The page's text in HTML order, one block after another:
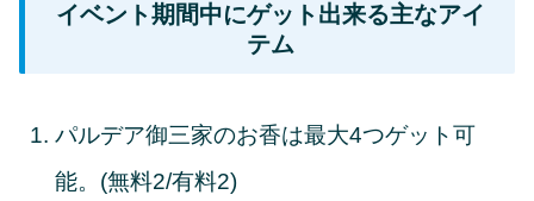
イベント期間中にゲット出来る主なアイ
テム
パルデア御三家のお香は最大4つゲット可
能。(無料2/有料2)